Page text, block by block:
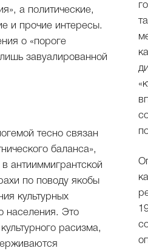
а политические,
и прочие интересы.
о «пороге
завуалированной
тесно связан
баланса»,
антииммигрантской
по поводу якобы
культурных
населения. Это
расизма,